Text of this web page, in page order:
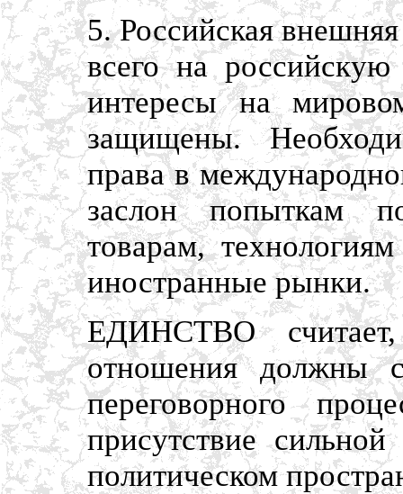
5. Российская
всего на
интересы на
защищены.
права в
заслон попыткам
товарам,
иностранные рынки.
ЕДИНСТВО
отношения должны
переговорного
присутствие
политическом